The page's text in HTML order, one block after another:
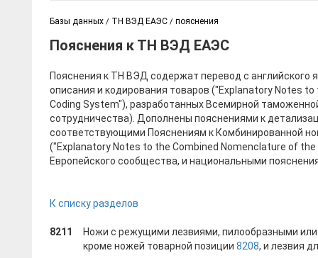
Базы данных ТН ВЭД ЕАЭС пояснения
Пояснения к ТН ВЭД ЕАЭС
Пояснения к ТН ВЭД содержат перевод с английского
описания и кодирования товаров ("Explanatory Notes
Coding System"), разработанных Всемирной
сотрудничества). Дополнены пояснениями к
соответствующими Пояснениям к Комбинированной
("Explanatory Notes to the Combined Nomenclature of
Европейского сообщества, и национальными
К списку разделов
8211
Ножи с режущими лезвиями, пилообразными
кроме ножей товарной позиции 8208, и лезвия